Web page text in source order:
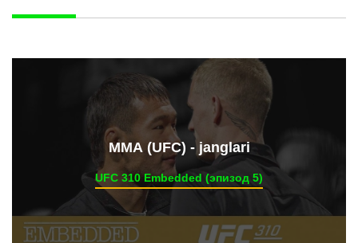
ММА (UFC) - janglari
UFC 310 Embedded (эпизод 5)